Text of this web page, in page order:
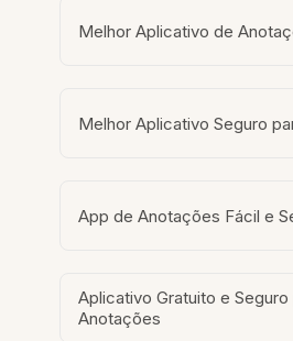
Melhor Aplicativo de
Melhor Aplicativo Seguro
App de Anotações Fácil e
Aplicativo Gratuito e Seguro
Anotações